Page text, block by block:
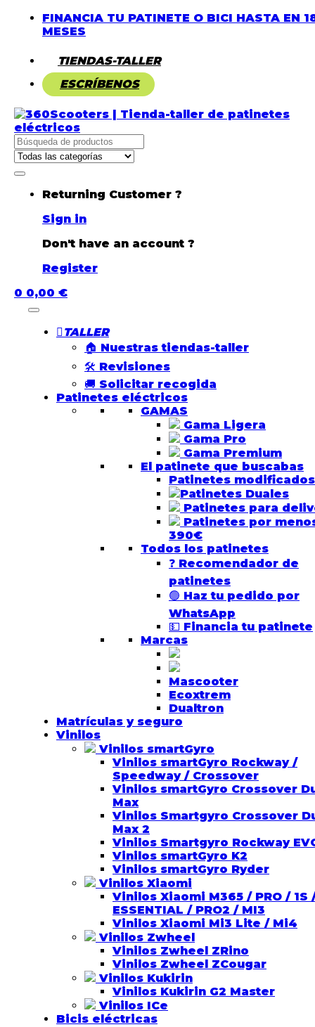
FINANCIA TU PATINETE O BICI HASTA EN
MESES
TIENDAS-TALLER
ESCRÍBENOS
Buscar
por:
Returning Customer ?
Sign in
Don't have an account ?
Register
0 0,00 €
TALLER
🏠 Nuestras tiendas-taller
🛠️ Revisiones
🚚 Solicitar recogida
Patinetes eléctricos
GAMAS
Gama Ligera
Gama Pro
Gama Premium
El patinete que buscabas
Patinetes modificados
Patinetes Duales
Patinetes para
Patinetes por
390€
Todos los patinetes
❓ Recomendador de
patinetes
🟢 Haz tu pedido por
WhatsApp
💵 Financia tu patinete
Marcas
Mascooter
Ecoxtrem
Dualtron
Matrículas y seguro
Vinilos
Vinilos smartGyro
Vinilos smartGyro Rockway /
Speedway / Crossover
Vinilos smartGyro Crossover
Max
Vinilos Smartgyro Crossover
Max 2
Vinilos Smartgyro Rockway
Vinilos smartGyro K2
Vinilos smartGyro Ryder
Vinilos Xiaomi
Vinilos Xiaomi M365 / PRO / 1S
ESSENTIAL / PRO2 / MI3
Vinilos Xiaomi Mi3 Lite / Mi4
Vinilos Zwheel
Vinilos Zwheel ZRino
Vinilos Zwheel ZCougar
Vinilos Kukirin
Vinilos Kukirin G2 Master
Vinilos ICe
Bicis eléctricas